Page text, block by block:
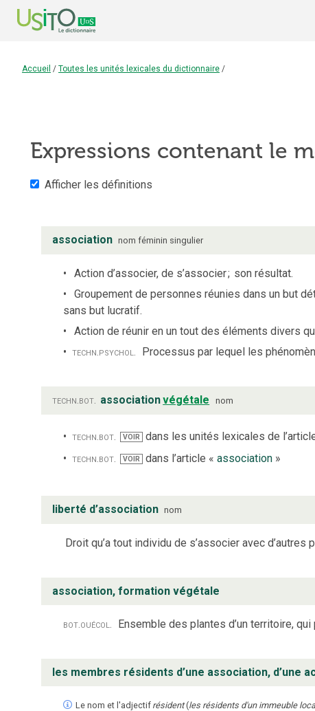
Accueil / Toutes les unités lexicales du dictionnaire /
Expressions contenant le
Afficher les définitions
association nom féminin singulier
Action d’associer, de s’associer; son résultat.
Groupement de personnes réunies dans un but
sans but lucratif.
Action de réunir en un tout des éléments divers
techn.psychol. Processus par lequel les
techn.bot. associationvégétale nom
techn.bot. VOIR dans les unités lexicales de
techn.bot. VOIR dans l’article « association»
liberté d’association nom
Droit qu’a tout individu de s’associer avec
association, formation végétale
bot.ouécol. Ensemble des plantes d’un territoire,
les membres résidents d’une association, d’une
Le nom et l'adjectif résident(les résidents d'un immeuble